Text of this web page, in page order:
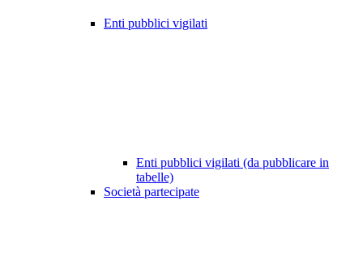
Enti pubblici vigilati
Enti pubblici vigilati (da pubblicare in
tabelle)
Società partecipate